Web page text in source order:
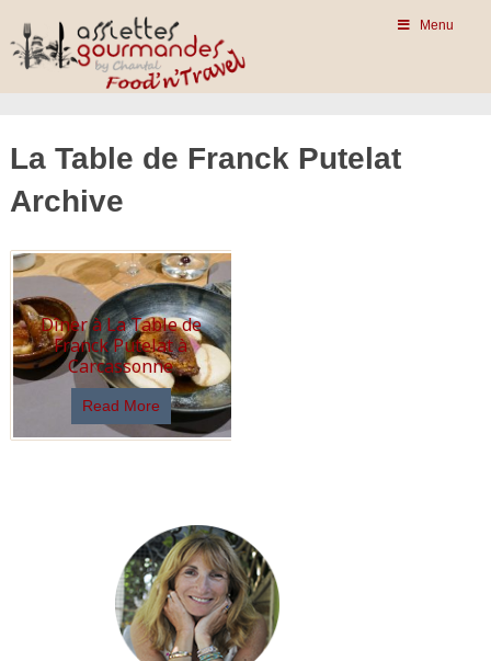
Menu
La Table de Franck Putelat
Archive
Dîner à La Table de
Franck Putelat à
Carcassonne
Read More